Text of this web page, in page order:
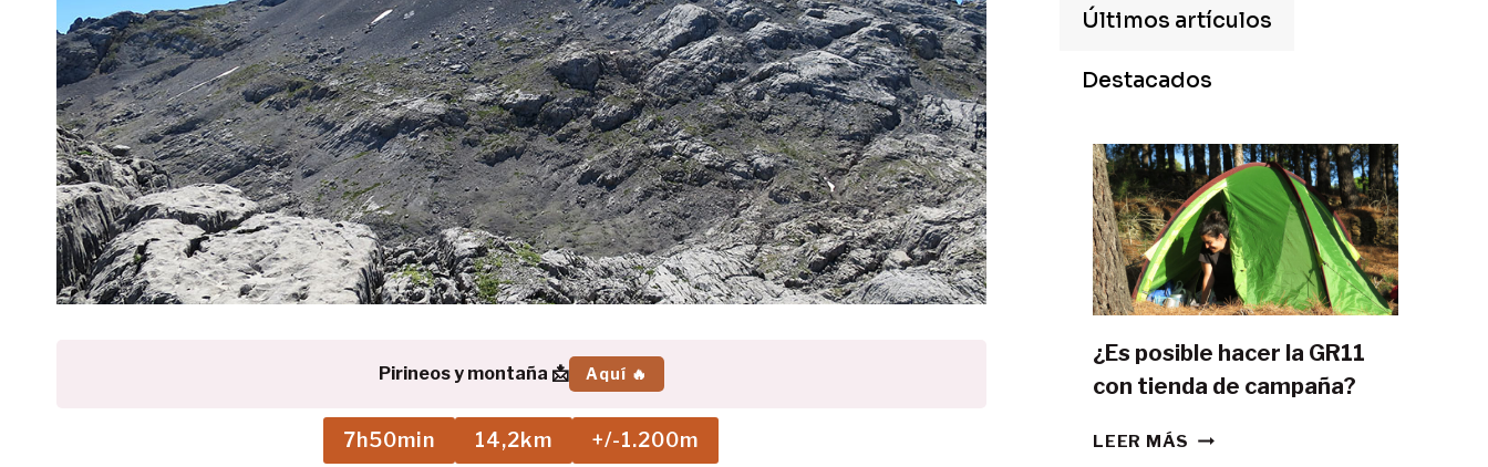
Pirineos y montaña 📩 Aquí 🔥
7h50min 14,2km +/-1.200m
Últimos artículos
Destacados
¿Es posible hacer la GR11
con tienda de campaña?
LEER MÁS ¿ES